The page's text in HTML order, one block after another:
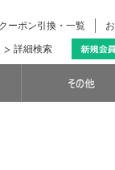
クーポン引換・一覧
詳細検索